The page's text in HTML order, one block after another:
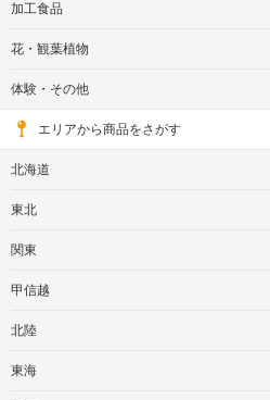
加工食品
花・観葉植物
体験・その他
エリアから商品をさがす
北海道
東北
関東
甲信越
北陸
東海